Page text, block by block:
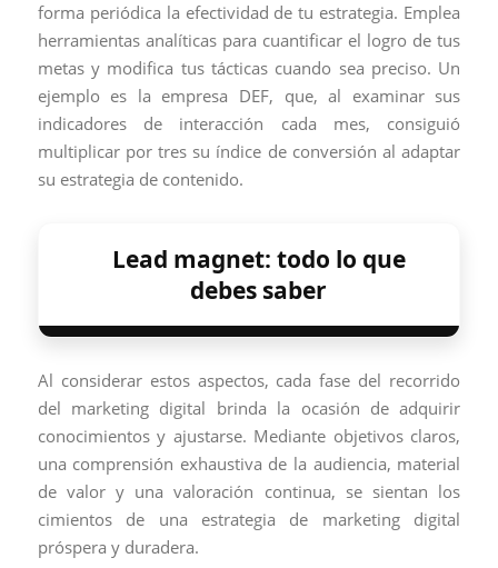
forma periódica la efectividad de tu estrategia. Emplea
herramientas analíticas para cuantificar el logro de tus
metas y modifica tus tácticas cuando sea preciso. Un
ejemplo es la empresa DEF, que, al examinar sus
indicadores de interacción cada mes, consiguió
multiplicar por tres su índice de conversión al adaptar
su estrategia de contenido.
Lead magnet: todo lo que
debes saber
Al considerar estos aspectos, cada fase del recorrido
del marketing digital brinda la ocasión de adquirir
conocimientos y ajustarse. Mediante objetivos claros,
una comprensión exhaustiva de la audiencia, material
de valor y una valoración continua, se sientan los
cimientos de una estrategia de marketing digital
próspera y duradera.